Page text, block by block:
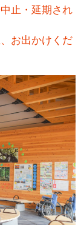
止・延期され
お出かけくだ